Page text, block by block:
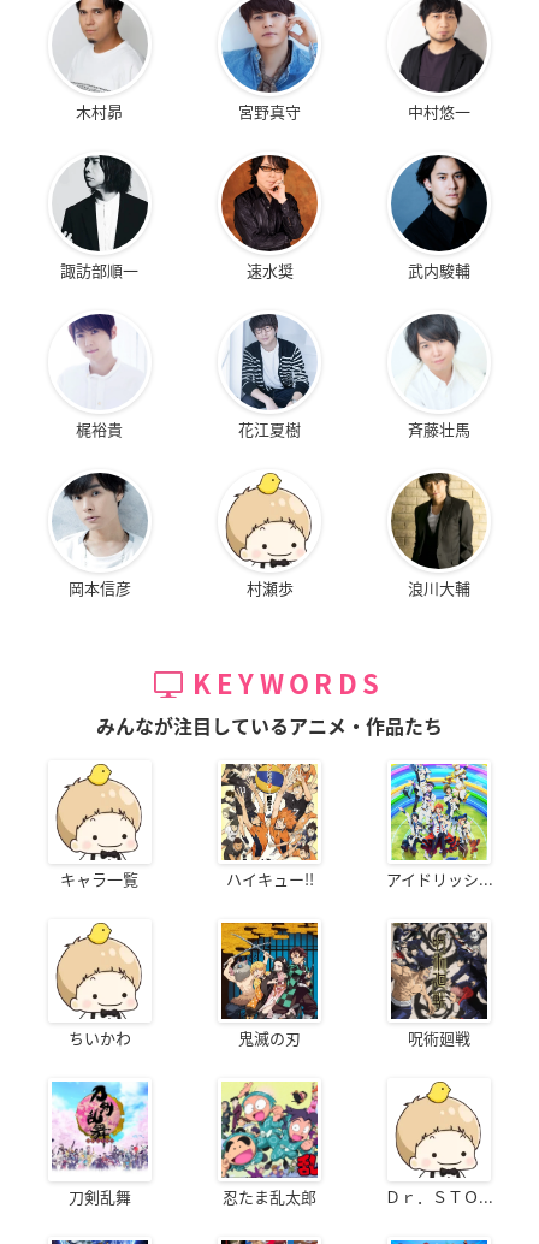
木村昴 宮野真守 中村悠一
諏訪部順一 速水奨 武内駿輔
梶裕貴 花江夏樹 斉藤壮馬
岡本信彦 村瀬歩 浪川大輔
KEYWORDS
みんなが注目しているアニメ・作品たち
キャラ一覧 ハイキュー!! アイドリッシ...
ちいかわ 鬼滅の刃 呪術廻戦
刀剣乱舞 忍たま乱太郎 Ｄｒ．ＳＴＯ...